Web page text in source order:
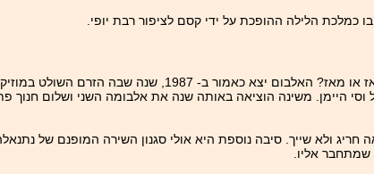
כמלכת הלילה ההופכת על ידי קסם לציפור רבת יופי.
מדוע לא זכה האלבום ליחס יותר בולט ולמעמד של קלאסיקה, אז
גל וסי היימן. משינה הוציאה באותה שנה את אלבומה השני ושלום
חריג ולא שייך. סיבה נוספת היא אולי סגנון השירה המופנם של
אליו.